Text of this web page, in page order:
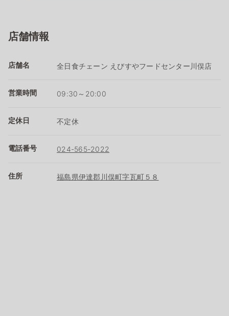
店舗情報
店舗名 全日食チェーン えびすやフードセンター川俣店
営業時間 09:30～20:00
定休日 不定休
電話番号 024-565-2022
住所 福島県伊達郡川俣町字瓦町５８